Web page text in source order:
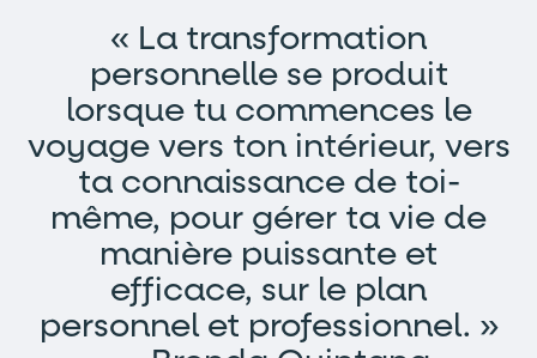
« La transformation
personnelle se produit
lorsque tu commences le
voyage vers ton intérieur, vers
ta connaissance de toi-
même, pour gérer ta vie de
manière puissante et
efficace, sur le plan
personnel et professionnel. »